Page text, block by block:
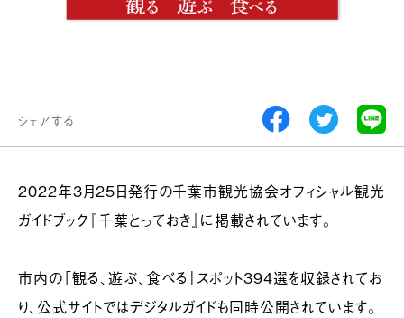
シェアする
2022年3月25日発行の千葉市観光協会オフィシャル観光
ガイドブック『千葉とっておき』に掲載されています。
市内の「観る、遊ぶ、食べる」スポット394選を収録されてお
り、公式サイトではデジタルガイドも同時公開されています。